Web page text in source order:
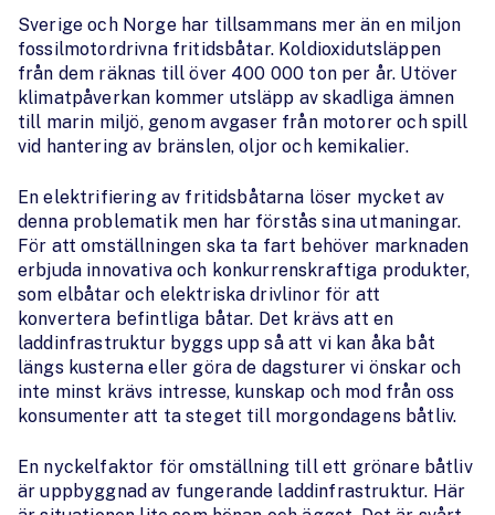
Sverige och Norge har tillsammans mer än en miljon
fossilmotordrivna fritidsbåtar. Koldioxidutsläppen
från dem räknas till över 400 000 ton per år. Utöver
klimatpåverkan kommer utsläpp av skadliga ämnen
till marin miljö, genom avgaser från motorer och spill
vid hantering av bränslen, oljor och kemikalier.
En elektrifiering av fritidsbåtarna löser mycket av
denna problematik men har förstås sina utmaningar.
För att omställningen ska ta fart behöver marknaden
erbjuda innovativa och konkurrenskraftiga produkter,
som elbåtar och elektriska drivlinor för att
konvertera befintliga båtar. Det krävs att en
laddinfrastruktur byggs upp så att vi kan åka båt
längs kusterna eller göra de dagsturer vi önskar och
inte minst krävs intresse, kunskap och mod från oss
konsumenter att ta steget till morgondagens båtliv.
En nyckelfaktor för omställning till ett grönare båtliv
är uppbyggnad av fungerande laddinfrastruktur. Här